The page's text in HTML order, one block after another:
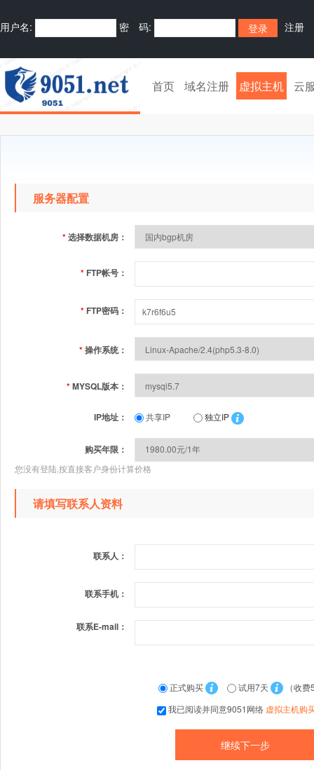
用户名: 密 码: 注册
首页 域名注册 虚拟主机 云
服务器配置
*选择数据机房：
* FTP帐号：
* FTP密码：
*操作系统：
*MYSQL版本：
IP地址： 共享IP 独立IP
购买年限：
您没有登陆,按直接客户身份计算价格
请填写联系人资料
联系人：
联系手机：
联系E-mail：
正式购买 试用7天
（收费
我已阅读并同意9051网络 虚拟主机购